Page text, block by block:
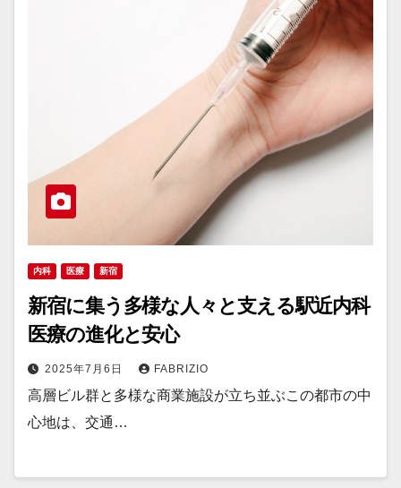
内科 医療 新宿
新宿に集う多様な人々と支える駅近内科
医療の進化と安心
2025年7月6日 FABRIZIO
高層ビル群と多様な商業施設が立ち並ぶこの都市の中
心地は、交通…